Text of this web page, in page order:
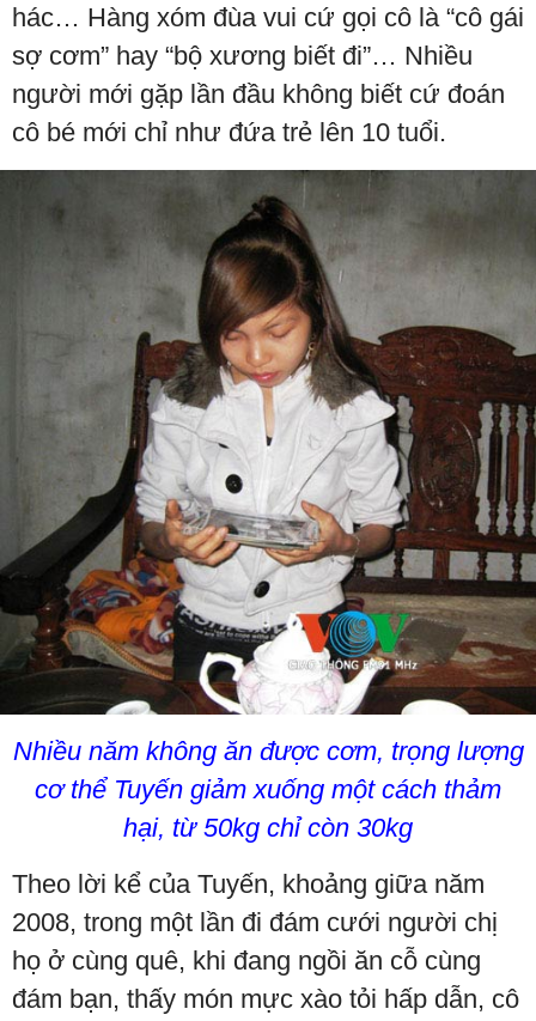
hác… Hàng xóm đùa vui cứ gọi cô là “cô gái
sợ cơm” hay “bộ xương biết đi”… Nhiều
người mới gặp lần đầu không biết cứ đoán
cô bé mới chỉ như đứa trẻ lên 10 tuổi.
Nhiều năm không ăn được cơm, trọng lượng
cơ thể Tuyến giảm xuống một cách thảm
hại, từ 50kg chỉ còn 30kg
Theo lời kể của Tuyến, khoảng giữa năm
2008, trong một lần đi đám cưới người chị
họ ở cùng quê, khi đang ngồi ăn cỗ cùng
đám bạn, thấy món mực xào tỏi hấp dẫn, cô